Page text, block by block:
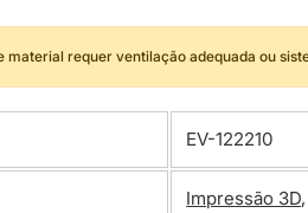
material requer ventilação adequada ou
EV-122210
Impressão 3D